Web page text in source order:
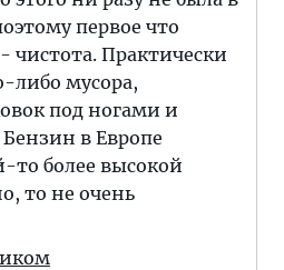
первое что
- чистота. Практически
либо мусора,
под ногами и
в Европе
то более высокой
то не очень